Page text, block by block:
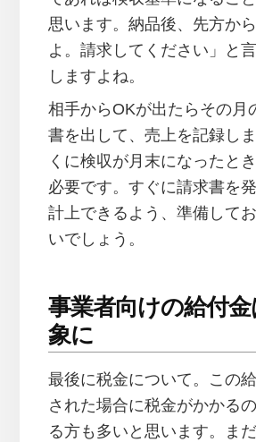
思います。納品後、先方か
よ。請求してください」と
しますよね。
相手からOKが出たらその月
書を出して、売上を記録し
くに検収が月末になったと
必要です。すぐに請求書を
計上できるよう、準備して
いでしょう。
事業者向けの給付
象に
最後に税金について。この
された場合に税金がかかる
る方も多いと思います。ま